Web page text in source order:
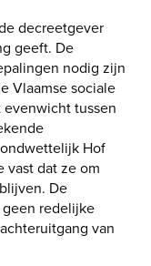
decreetgever
geeft. De
nodig zijn
Vlaamse sociale
tussen
Hof
vast dat ze om
De
redelijke
van